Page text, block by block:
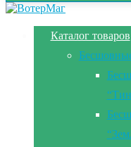
Каталог товаров